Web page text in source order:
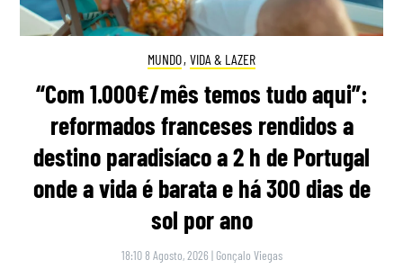
MUNDO, VIDA & LAZER
“Com 1.000€/mês temos tudo aqui”:
reformados franceses rendidos a
destino paradisíaco a 2 h de Portugal
onde a vida é barata e há 300 dias de
sol por ano
18:10 8 Agosto, 2026 | Gonçalo Viegas